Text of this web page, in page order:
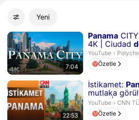
FiltrelerYeni
Arama sonuçları
7:04
Panama
4K | Ciudad
Süre 7 dakika 4
YouTube ›
Özetle
22:53
İstikamet:
mutlaka
yerler | CNN
Süre 22 dakika
YouTube › CNN
CNN
Özetle